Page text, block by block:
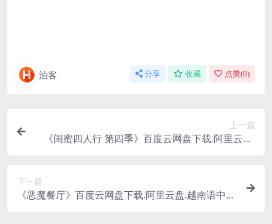
泊客 分享 收藏 点赞(0)
上一篇
《闺蜜四人行 第四季》百度云网盘下载.阿里云盘.
下一篇
《恶魔餐厅》百度云网盘下载.阿里云盘.越南语中